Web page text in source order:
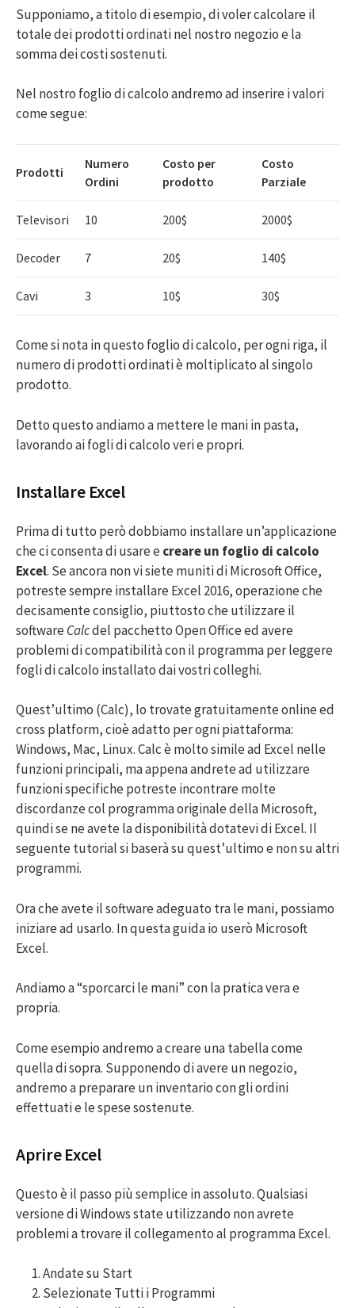
Supponiamo, a titolo di esempio, di voler calcolare il
totale dei prodotti ordinati nel nostro negozio e la
somma dei costi sostenuti.
Nel nostro foglio di calcolo andremo ad inserire i valori
come segue:
Prodotti
Numero
Ordini
Costo per
prodotto
Costo
Parziale
Televisori 10 200$ 2000$
Decoder 7 20$ 140$
Cavi 3 10$ 30$
Come si nota in questo foglio di calcolo, per ogni riga, il
numero di prodotti ordinati è moltiplicato al singolo
prodotto.
Detto questo andiamo a mettere le mani in pasta,
lavorando ai fogli di calcolo veri e propri.
Installare Excel
Prima di tutto però dobbiamo installare un’applicazione
che ci consenta di usare ecreare un foglio di calcolo
Excel. Se ancora non vi siete muniti di Microsoft Office,
potreste sempre installare Excel 2016, operazione che
decisamente consiglio, piuttosto che utilizzare il
softwareCalcdel pacchetto Open Office ed avere
problemi di compatibilità con il programma per leggere
fogli di calcolo installato dai vostri colleghi.
Quest’ultimo (Calc), lo trovate gratuitamente online ed
cross platform, cioè adatto per ogni piattaforma:
Windows, Mac, Linux. Calc è molto simile ad Excel nelle
funzioni principali, ma appena andrete ad utilizzare
funzioni specifiche potreste incontrare molte
discordanze col programma originale della Microsoft,
quindi se ne avete la disponibilità dotatevi di Excel. Il
seguente tutorial si baserà su quest’ultimo e non su altri
programmi.
Ora che avete il software adeguato tra le mani, possiamo
iniziare ad usarlo. In questa guida io userò Microsoft
Excel.
Andiamo a “sporcarci le mani” con la pratica vera e
propria.
Come esempio andremo a creare una tabella come
quella di sopra. Supponendo di avere un negozio,
andremo a preparare un inventario con gli ordini
effettuati e le spese sostenute.
Aprire Excel
Questo è il passo più semplice in assoluto. Qualsiasi
versione di Windows state utilizzando non avrete
problemi a trovare il collegamento al programma Excel.
Andate su Start
Selezionate Tutti i Programmi